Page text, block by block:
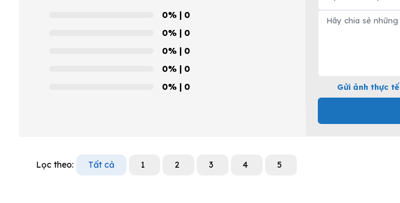
0% | 0
0% | 0
0% | 0
0% | 0
0% | 0 Gửi ảnh thực tế
Lọc theo: Tất cả 1 2 3 4 5